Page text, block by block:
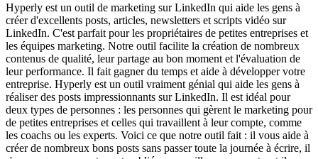
Hyperly est un outil de marketing sur LinkedIn qui aide les gens à
créer d'excellents posts, articles, newsletters et scripts vidéo sur
LinkedIn. C'est parfait pour les propriétaires de petites entreprises et
les équipes marketing. Notre outil facilite la création de nombreux
contenus de qualité, leur partage au bon moment et l'évaluation de
leur performance. Il fait gagner du temps et aide à développer votre
entreprise. Hyperly est un outil vraiment génial qui aide les gens à
réaliser des posts impressionnants sur LinkedIn. Il est idéal pour
deux types de personnes : les personnes qui gèrent le marketing pour
de petites entreprises et celles qui travaillent à leur compte, comme
les coachs ou les experts. Voici ce que notre outil fait : il vous aide à
créer de nombreux bons posts sans passer toute la journée à écrire, il